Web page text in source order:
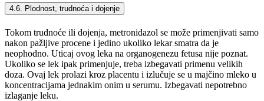
4.6. Plodnost, trudnoća i dojenje
Tokom trudnoće ili dojenja, metronidazol se može primenjivati samo
nakon pažljive procene i jedino ukoliko lekar smatra da je
neophodno. Uticaj ovog leka na organogenezu fetusa nije poznat.
Ukoliko se lek ipak primenjuje, treba izbegavati primenu velikih
doza. Ovaj lek prolazi kroz placentu i izlučuje se u majčino mleko u
koncentracijama jednakim onim u serumu. Izbegavati nepotrebno
izlaganje leku.